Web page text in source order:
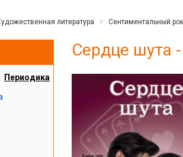
литература Сентиментальный
Периодика
Сердце шута